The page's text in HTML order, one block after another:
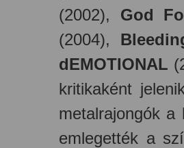
(2002), God
(2004),
dEMOTIONAL
kritikaként
metalrajongók a
emlegették a